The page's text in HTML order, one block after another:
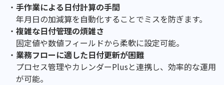
手作業による日付計算の手間
年月日の加減算を自動化することでミスを防ぎます。
複雑な日付管理の煩雑さ
固定値や数値フィールドから柔軟に設定可能。
業務フローに適した日付更新が困難
プロセス管理やカレンダーPlusと連携し、効率的な運用
が可能。